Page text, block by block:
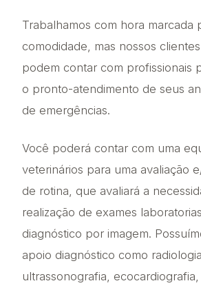
Trabalhamos com hora marcada
comodidade, mas nossos
podem contar com profissionais
o pronto-atendimento de seus
de emergências.
Você poderá contar com uma
veterinários para uma avaliação
de rotina, que avaliará a
realização de exames
diagnóstico por imagem.
apoio diagnóstico como
ultrassonografia,